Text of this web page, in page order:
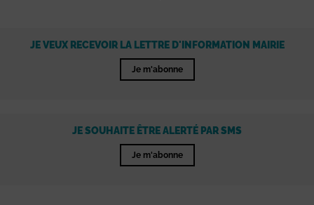
JE VEUX RECEVOIR LA LETTRE D'INFORMATION MAIRIE
Je m'abonne
JE SOUHAITE ÊTRE ALERTÉ PAR SMS
Je m'abonne